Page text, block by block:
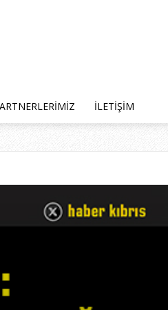
İLETIŞIM